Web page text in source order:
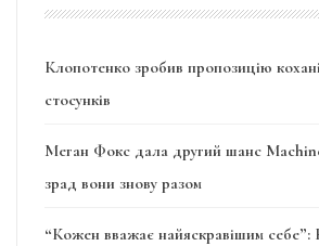
Клопотенко зробив пропозицію
стосунків
Меган Фокс дала другий шанс
зрад вони знову разом
“Кожен вважає найяскравішим